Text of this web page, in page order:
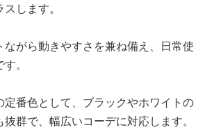
します。
ながら動きやすさを兼ね備え、日常使
。
定番色として、ブラックやホワイトの
抜群で、幅広いコーデに対応します。